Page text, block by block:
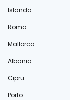
Islanda
Roma
Mallorca
Albania
Cipru
Porto